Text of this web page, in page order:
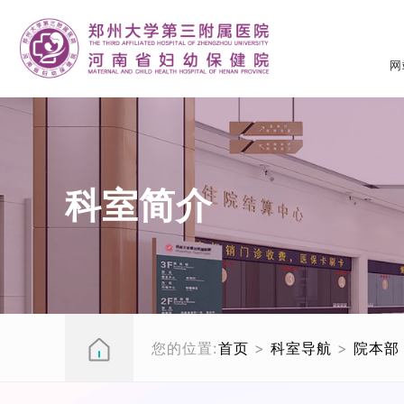
科室简介
您的位置:首页 > 科室导航 > 院本部